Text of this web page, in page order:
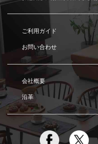
ご利用ガイド
お問い合わせ
会社概要
沿革